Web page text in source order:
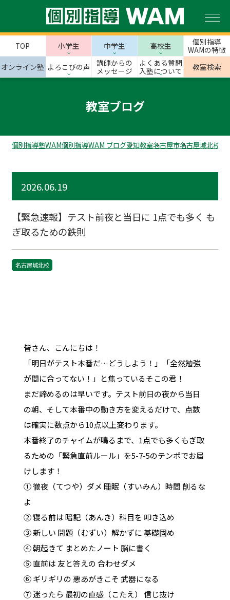
TOP 小学生 中学生 高校生
個別指導
WAMの特徴
オンライン塾 よろこびの声
講師からの
メッセージ
よくある質問
入塾について
教室検索
教室ブログ
個別指導塾WAM個別指導WAM ブログ愛知教室名古屋市名古屋城北校の
2026.06.19
【緊急速報】テスト前夜と当日に 1点でも多く も
ぎ取るための鉄則
名古屋城北校
皆さん、こんにちは！
「明日がテスト本番だ…どうしよう！」「全然勉強
が間に合ってない！」と焦っているそこの君！
まだ諦めるのは早いです。テスト前日の夜から当日
の朝、そして本番中の動き方を変えるだけで、点数
は確実に数点から10点以上変わります。
本番終了のチャイムが鳴るまで、1点でも多くもぎ取
るための「緊急直前ルール」を5-7-5のテンポでお届
けします！
① 徹夜（てつや）ダメ 睡眠（すいみん）時間 削るな
よ
② 寝る前は 暗記（あんき）科目を 叩き込め
③ 新しい 問題（むずい）解かずに 基礎固め
④ 朝起きて まとめたノート 脳に書く
⑤ 直前は 友と答えの 合わせダメ
⑥ ギリギリの 悪あがきこそ 武器になる
⑦ 迷ったら 最初の直感（こたえ） 信じ抜け